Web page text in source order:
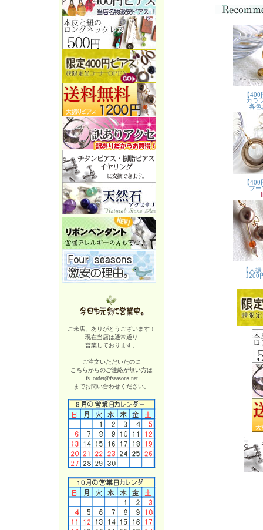
ご来店、ありがとうございます！
現在当店は通常通り
営業しております。
ご注文いただいたのに
こちらからのご連絡が無い方は
fs_order@fseasons.net
までお問い合わせください。